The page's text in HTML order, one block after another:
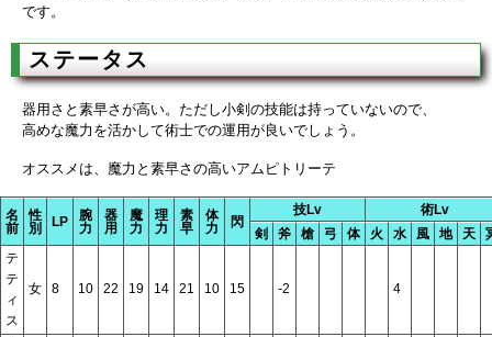
です。
ステータス
器用さと素早さが高い。ただし小剣の技能は持っていないので、
高めな魔力を活かして術士での運用が良いでしょう。
オススメは、魔力と素早さの高いアムピトリーテ
名
前
性
別
LP
腕
力
器
用
魔
力
理
力
素
早
体
力
閃
技Lv
術Lv
剣
斧 槍 弓 体 火 水 風 地 天
テ
テ
ィ
ス
女 8 10 22 19 14 21 10 15 -2 4